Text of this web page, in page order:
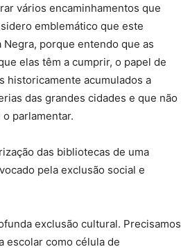
vários encaminhamentos que
emblemático que este
porque entendo que as
elas têm a cumprir, o papel de
historicamente acumulados a
das grandes cidades e que não
parlamentar.
das bibliotecas de uma
pela exclusão social e
exclusão cultural. Precisamos
escolar como célula de